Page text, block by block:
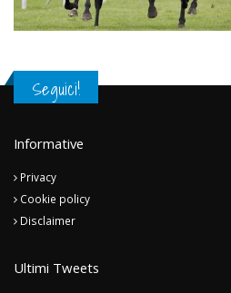
Seguici!
Informative
Privacy
Cookie policy
Disclaimer
Ultimi Tweets